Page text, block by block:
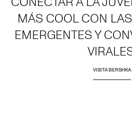
MÁS COOL CON
EMERGENTES Y
VISITA BERSHKA